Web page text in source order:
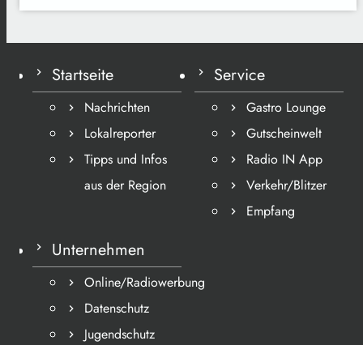
Startseite
Nachrichten
Lokalreporter
Tipps und Infos
aus der Region
Service
Gastro Lounge
Gutscheinwelt
Radio IN App
Verkehr/Blitzer
Empfang
Unternehmen
Online/Radiowerbung
Datenschutz
Jugendschutz